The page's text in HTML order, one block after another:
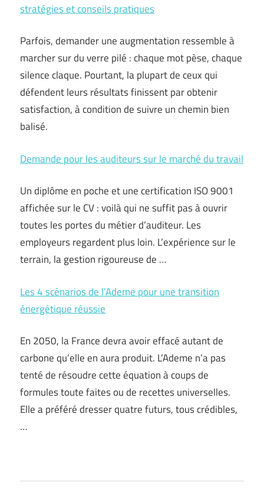
stratégies et conseils pratiques
Parfois, demander une augmentation ressemble à
marcher sur du verre pilé : chaque mot pèse, chaque
silence claque. Pourtant, la plupart de ceux qui
défendent leurs résultats finissent par obtenir
satisfaction, à condition de suivre un chemin bien
balisé.
Demande pour les auditeurs sur le marché du travail
Un diplôme en poche et une certification ISO 9001
affichée sur le CV : voilà qui ne suffit pas à ouvrir
toutes les portes du métier d’auditeur. Les
employeurs regardent plus loin. L’expérience sur le
terrain, la gestion rigoureuse de …
Les 4 scénarios de l’Ademe pour une transition
énergétique réussie
En 2050, la France devra avoir effacé autant de
carbone qu’elle en aura produit. L’Ademe n’a pas
tenté de résoudre cette équation à coups de
formules toute faites ou de recettes universelles.
Elle a préféré dresser quatre futurs, tous crédibles,
…